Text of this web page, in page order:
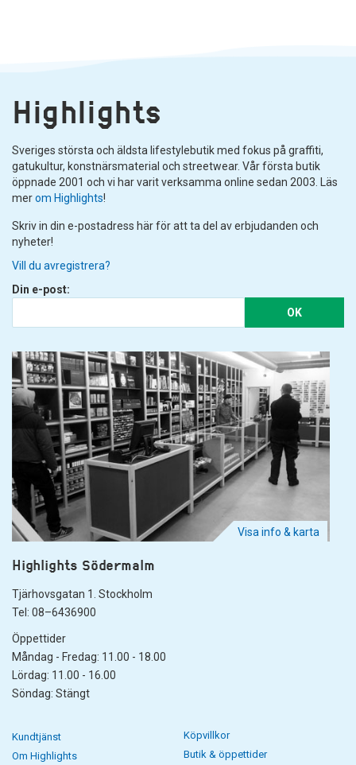
Highlights
Sveriges största och äldsta lifestylebutik med fokus på graffiti,
gatukultur, konstnärsmaterial och streetwear. Vår första butik
öppnade 2001 och vi har varit verksamma online sedan 2003. Läs
merom Highlights!
Skriv in din e-postadress här för att ta del av erbjudanden och
nyheter!
Vill du avregistrera?
Din e-post:
OK
Visa info & karta
Highlights Södermalm
Tjärhovsgatan 1. Stockholm
Tel: 08–6436900
Öppettider
Måndag - Fredag: 11.00 - 18.00
Lördag: 11.00 - 16.00
Söndag: Stängt
Kundtjänst
Om Highlights
Köpvillkor
Butik & öppettider